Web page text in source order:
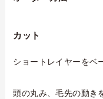
カット
ショートレイヤーをベ
頭の丸み、毛先の動き